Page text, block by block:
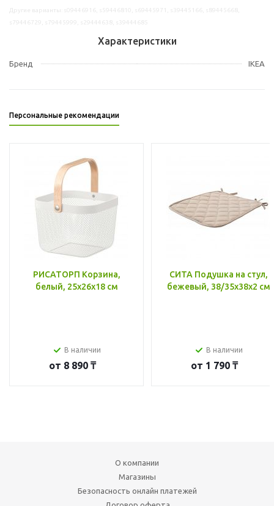
Характеристики
Бренд IKEA
Персональные рекомендации
РИСАТОРП Корзина,
белый, 25x26x18 см
В наличии
от 8 890 ₸
СИТА Подушка на стул,
бежевый, 38/35x38x2 см
В наличии
от 1 790 ₸
О компании
Магазины
Безопасность онлайн платежей